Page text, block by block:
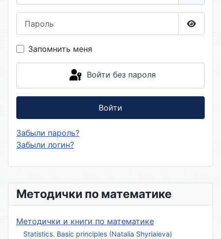
Методички по математике
Методички и книги по математике
Statistics. Basic principles (Natalia Shyriaieva)
Запомнить меня
Войти без пароля
Войти
Забыли пароль?
Забыли логин?